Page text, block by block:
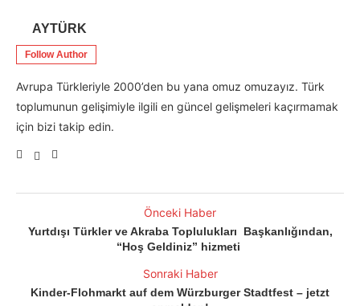
AYTÜRK
Follow Author
Avrupa Türkleriyle 2000’den bu yana omuz omuzayız. Türk
toplumunun gelişimiyle ilgili en güncel gelişmeleri kaçırmamak
için bizi takip edin.
Önceki Haber
Yurtdışı Türkler ve Akraba Toplulukları Başkanlığından,
“Hoş Geldiniz” hizmeti
Sonraki Haber
Kinder-Flohmarkt auf dem Würzburger Stadtfest – jetzt